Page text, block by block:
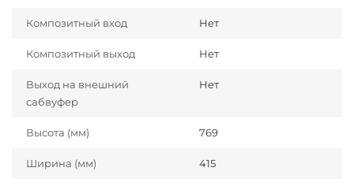
Композитный вход Нет
Композитный выход Нет
Выход на внешний
сабвуфер
Нет
Высота (мм) 769
Ширина (мм) 415